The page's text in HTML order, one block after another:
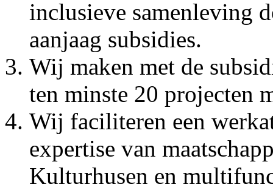
inclusieve samenleving
aanjaag subsidies.
Wij maken met de
ten minste 20 projecten
Wij faciliteren een
expertise van
Kulturhusen en